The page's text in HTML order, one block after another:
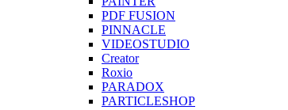
PDF FUSION
PINNACLE
VIDEOSTUDIO
Creator
Roxio
PARADOX
PARTICLESHOP